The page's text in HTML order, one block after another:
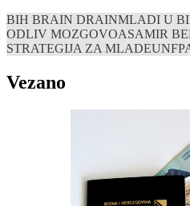
BIH BRAIN DRAINMLADI U
ODLIV MOZGOVOASAMIR
STRATEGIJA ZA MLADE
Vezano